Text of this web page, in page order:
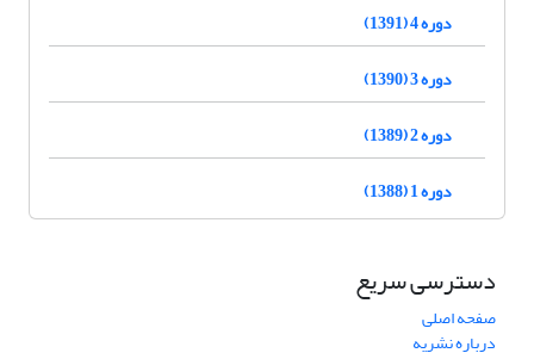
دوره 4 (1391)
دوره 3 (1390)
دوره 2 (1389)
دوره 1 (1388)
دسترسی سریع
صفحه اصلی
درباره نشریه